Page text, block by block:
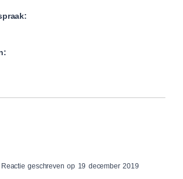
Reactie geschreven op 19 december 2019